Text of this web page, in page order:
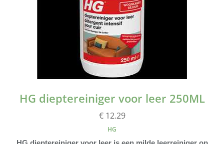
HG dieptereiniger voor leer 250ML
€ 12.29
HG